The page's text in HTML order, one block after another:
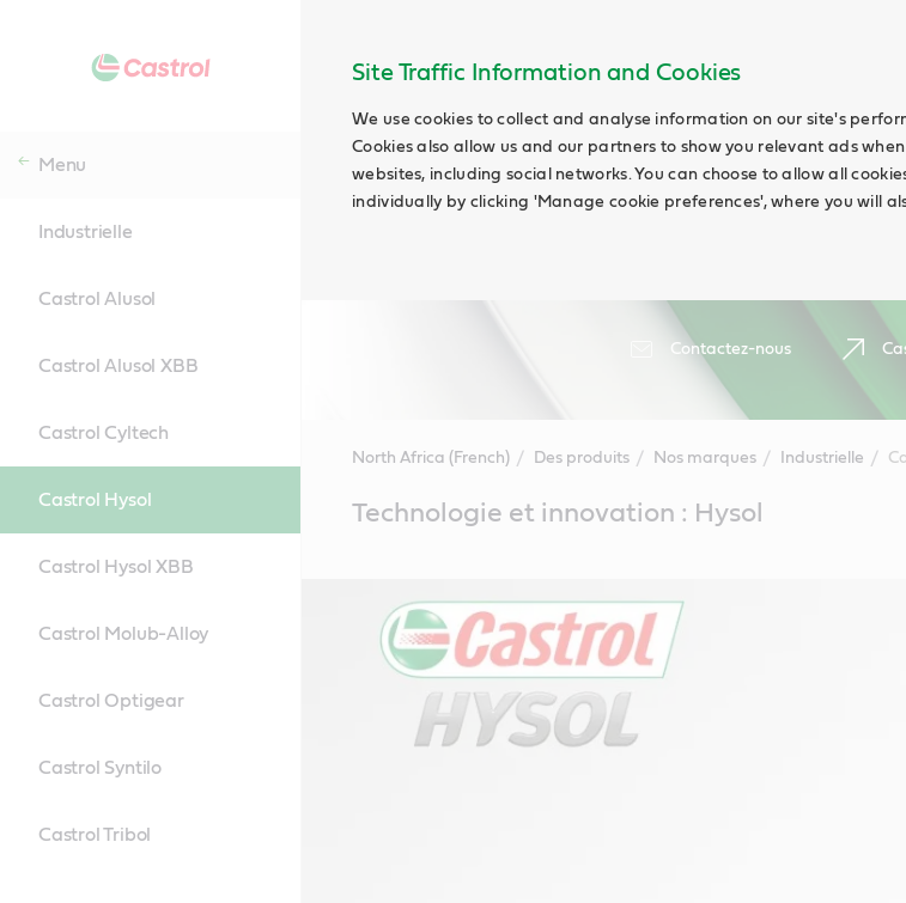
Site Traffic Information and Cookies
We use cookies to collect and analyse information on our site's
Cookies also allow us and our partners to show you relevant ads
websites, including social networks. You can choose to allow all
individually by clicking 'Manage cookie preferences', where you will
Contactez-nous
Menu
Industrielle
Castrol Alusol
Castrol Alusol XBB
Castrol Cyltech
Castrol Hysol
Castrol Hysol XBB
Castrol Molub-Alloy
Castrol Optigear
Castrol Syntilo
Castrol Tribol
North Africa (French) Des produits Nos marques Industrielle
ContentTechnologie et innovation : Hysol